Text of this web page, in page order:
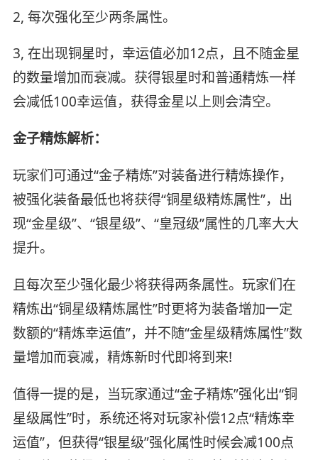
2, 每次强化至少两条属性。
3, 在出现铜星时，幸运值必加12点，且不随金星
的数量增加而衰减。获得银星时和普通精炼一样
会减低100幸运值，获得金星以上则会清空。
金子精炼解析：
玩家们可通过“金子精炼”对装备进行精炼操作，
被强化装备最低也将获得“铜星级精炼属性”，出
现“金星级”、“银星级”、“皇冠级”属性的几率大大
提升。
且每次至少强化最少将获得两条属性。玩家们在
精炼出“铜星级精炼属性”时更将为装备增加一定
数额的“精炼幸运值”，并不随“金星级精炼属性”数
量增加而衰减，精炼新时代即将到来!
值得一提的是，当玩家通过“金子精炼”强化出“铜
星级属性”时，系统还将对玩家补偿12点“精炼幸
运值”，但获得“银星级”强化属性时候会减100点